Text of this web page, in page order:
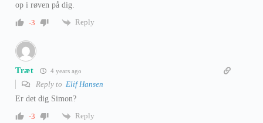
op i røven på dig.
-3
Reply
Træt 4 years ago
Reply to Elif Hansen
Er det dig Simon?
-3
Reply